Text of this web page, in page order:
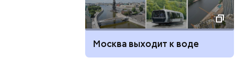
Москва выходит к воде